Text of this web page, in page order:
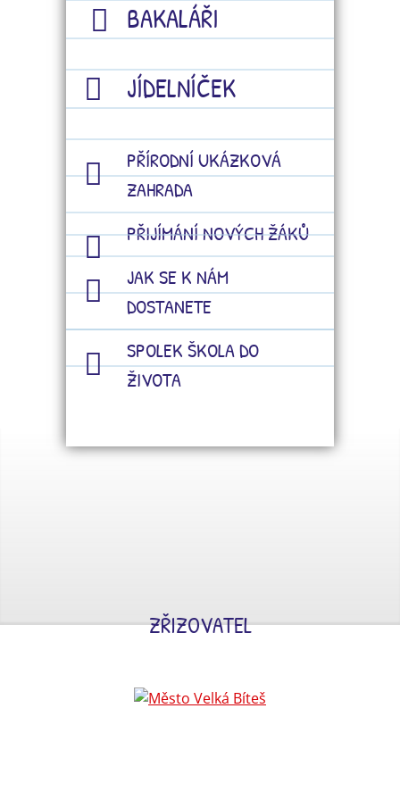
BAKALÁŘI
JÍDELNÍČEK
PŘÍRODNÍ UKÁZKOVÁ
ZAHRADA
PŘIJÍMÁNÍ NOVÝCH ŽÁKŮ
JAK SE K NÁM
DOSTANETE
SPOLEK ŠKOLA DO
ŽIVOTA
ZŘIZOVATEL